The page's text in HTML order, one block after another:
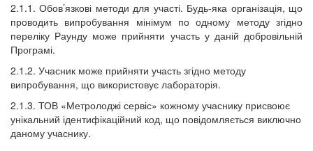
2.1.1. Обов’язкові методи для участі. Будь-яка організація, що
проводить випробування мінімум по одному методу згідно
переліку Раунду може прийняти участь у даній добровільній
Програмі.
2.1.2. Учасник може прийняти участь згідно методу
випробування, що використовує лабораторія.
2.1.3. ТОВ «Метролоджі сервіс» кожному учаснику присвоює
унікальний ідентифікаційний код, що повідомляється виключно
даному учаснику.